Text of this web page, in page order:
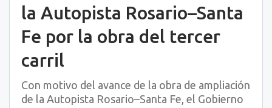
la Autopista Rosario–Santa
Fe por la obra del tercer
carril
Con motivo del avance de la obra de ampliación
de la Autopista Rosario–Santa Fe, el Gobierno